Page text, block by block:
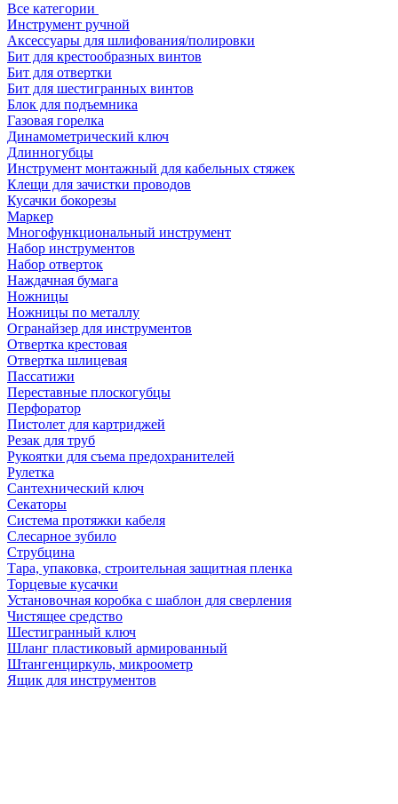
Все категории
Инструмент ручной
Аксессуары для шлифования/полировки
Бит для крестообразных винтов
Бит для отвертки
Бит для шестигранных винтов
Блок для подъемника
Газовая горелка
Динамометрический ключ
Длинногубцы
Инструмент монтажный для кабельных стяжек
Клещи для зачистки проводов
Кусачки бокорезы
Маркер
Многофункциональный инструмент
Набор инструментов
Набор отверток
Наждачная бумага
Ножницы
Ножницы по металлу
Огранайзер для инструментов
Отвертка крестовая
Отвертка шлицевая
Пассатижи
Переставные плоскогубцы
Перфоратор
Пистолет для картриджей
Резак для труб
Рукоятки для съема предохранителей
Рулетка
Сантехнический ключ
Секаторы
Система протяжки кабеля
Слесарное зубило
Струбцина
Тара, упаковка, строительная защитная пленка
Торцевые кусачки
Установочная коробка с шаблон для сверления
Чистящее средство
Шестигранный ключ
Шланг пластиковый армированный
Штангенциркуль, микроометр
Ящик для инструментов